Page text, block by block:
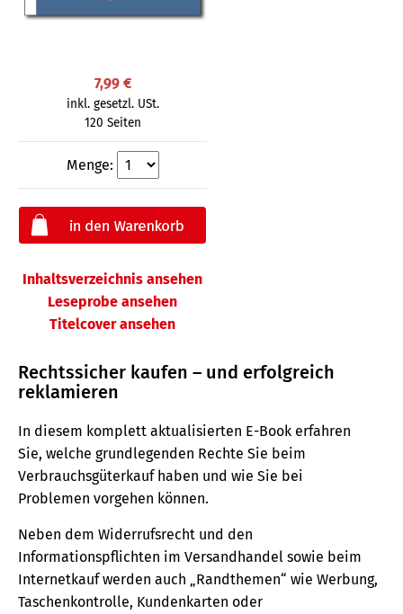
7,99 €
inkl. gesetzl. USt.
120 Seiten
Menge:
Inhaltsverzeichnis ansehen
Leseprobe ansehen
Titelcover ansehen
Rechtssicher kaufen – und erfolgreich
reklamieren
In diesem komplett aktualisierten E-Book erfahren
Sie, welche grundlegenden Rechte Sie beim
Verbrauchsgüterkauf haben und wie Sie bei
Problemen vorgehen können.
Neben dem Widerrufsrecht und den
Informationspflichten im Versandhandel sowie beim
Internetkauf werden auch „Randthemen“ wie Werbung,
Taschenkontrolle, Kundenkarten oder